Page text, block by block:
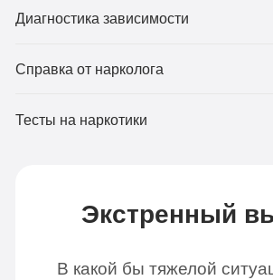
Диагностика зависимости
Справка от нарколога
Тесты на наркотики
Экстренный
В какой бы тяжелой